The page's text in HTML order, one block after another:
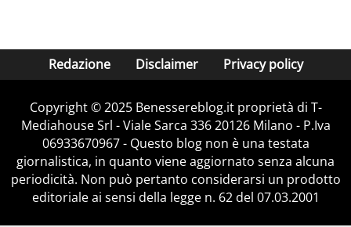
Redazione Disclaimer Privacy policy
Copyright © 2025 Benessereblog.it proprietà di T-
Mediahouse Srl - Viale Sarca 336 20126 Milano - P.Iva
06933670967 - Questo blog non è una testata
giornalistica, in quanto viene aggiornato senza alcuna
periodicità. Non può pertanto considerarsi un prodotto
editoriale ai sensi della legge n. 62 del 07.03.2001